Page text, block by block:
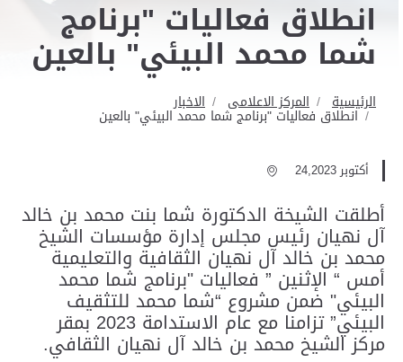
انطلاق فعاليات "برنامج
شما محمد البيئي" بالعين
الرئيسية المركز الاعلامى الاخبار
انطلاق فعاليات "برنامج شما محمد البيئي" بالعين
أكتوبر 24,2023
أطلقت الشيخة الدكتورة شما بنت محمد بن خالد
آل نهيان رئيس مجلس إدارة مؤسسات الشيخ
محمد بن خالد آل نهيان الثقافية والتعليمية
أمس “ الإثنين ” فعاليات "برنامج شما محمد
البيئي" ضمن مشروع “شما محمد للتثقيف
البيئي” تزامنا مع عام الاستدامة 2023 بمقر
مركز الشيخ محمد بن خالد آل نهيان الثقافي.